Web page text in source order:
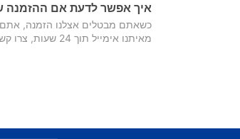
איך אפשר לדעת אם ההזמנה
כשאתם מבטלים אצלנו הזמנה, אתם
מאיתנו אימייל תוך 24 שעות, צרו קשר עם מקום האירוח כדי לוודא את הביטול.